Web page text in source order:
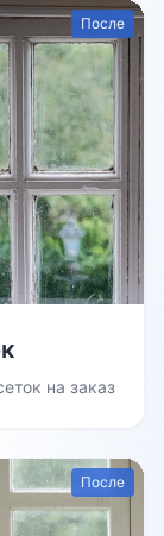
После
на заказ
После